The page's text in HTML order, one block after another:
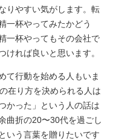
りやすい気がします。転
一杯やってみたかどう
一杯やってもその会社で
ければ良いと思います。
て行動を始める人もいま
在り方を決められる人は
かった」という人の話は
曲折の20〜30代を過ごし
いう言葉を贈りたいです